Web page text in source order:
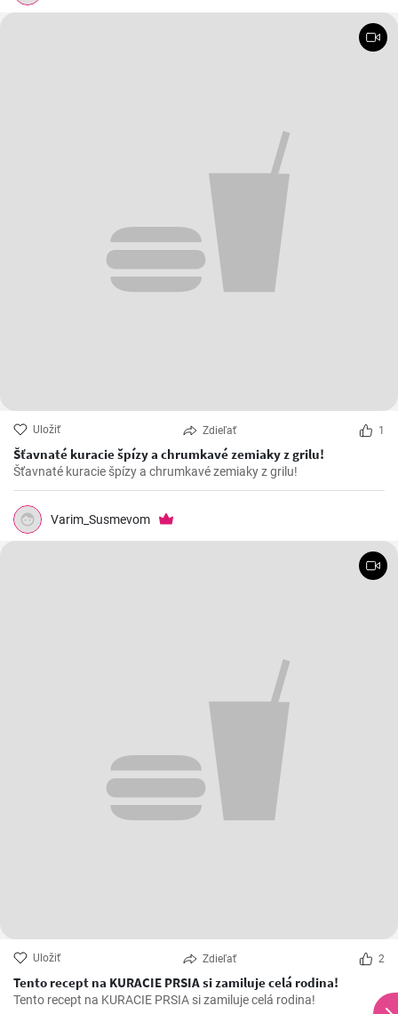
Uložiť Zdieľať 1
Šťavnaté kuracie špízy a chrumkavé zemiaky z grilu!
Šťavnaté kuracie špízy a chrumkavé zemiaky z grilu!
Varim_Susmevom
Uložiť Zdieľať 2
Tento recept na KURACIE PRSIA si zamiluje celá rodina!
Tento recept na KURACIE PRSIA si zamiluje celá rodina!